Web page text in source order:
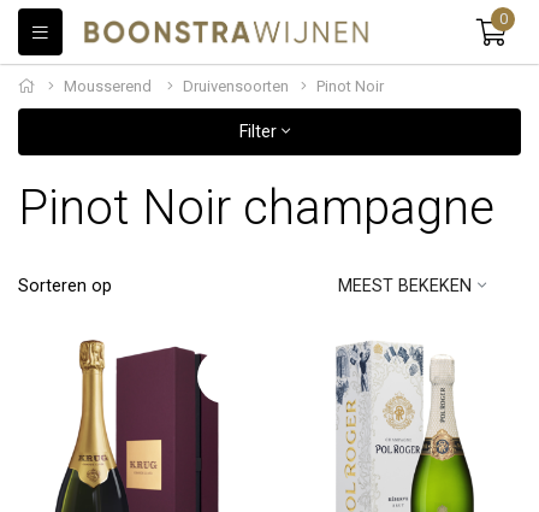
0
Mousserend Druivensoorten Pinot Noir
Filter
Pinot Noir champagne
Sorteren op MEEST BEKEKEN